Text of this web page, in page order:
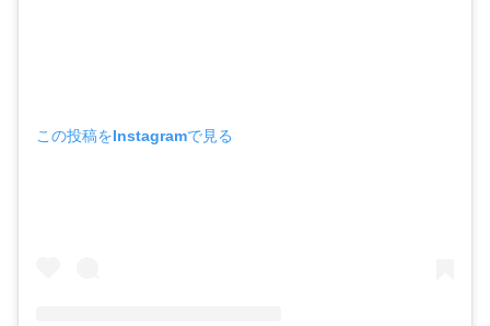
この投稿をInstagramで見る